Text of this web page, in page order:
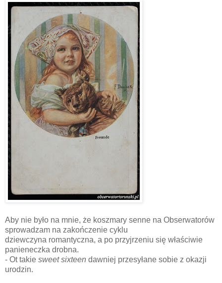
Aby nie było na mnie, że koszmary senne na Obserwatorów
sprowadzam na zakończenie cyklu
dziewczyna romantyczna, a po przyjrzeniu się właściwie
panieneczka drobna.
- Ot takie sweet sixteen dawniej przesyłane sobie z okazji
urodzin.